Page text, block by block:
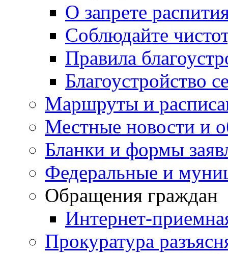
О запрете
Соблюдайте
Правила
Благоустройство
Маршруты и
Местные новости и
Бланки и формы
Федеральные и
Обращения граждан
Интернет-
Прокуратура